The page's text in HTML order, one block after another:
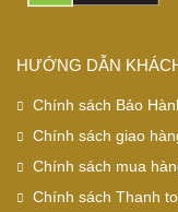
HƯỚNG DẪN
Chính sách Bảo
Chính sách giao
Chính sách mua
Chính sách Thanh